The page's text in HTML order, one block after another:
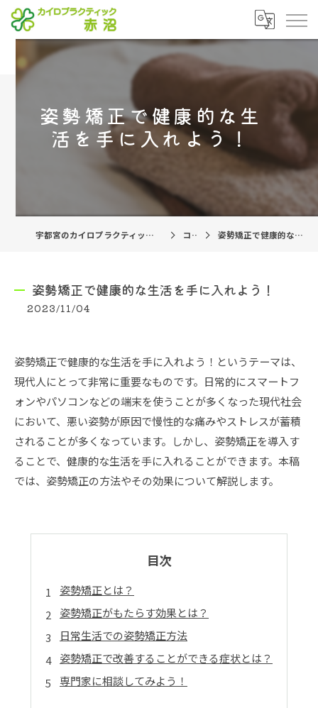
姿勢矯正で健康的な生
活を手に入れよう！
宇都宮のカイロプラクティックならカイロプラクティック赤沼 コラム 姿勢矯正で健康的な生活を手に入れよう！
姿勢矯正で健康的な生活を手に入れよう！
2023/11/04
姿勢矯正で健康的な生活を手に入れよう！というテーマは、
現代人にとって非常に重要なものです。日常的にスマートフ
ォンやパソコンなどの端末を使うことが多くなった現代社会
において、悪い姿勢が原因で慢性的な痛みやストレスが蓄積
されることが多くなっています。しかし、姿勢矯正を導入す
ることで、健康的な生活を手に入れることができます。本稿
では、姿勢矯正の方法やその効果について解説します。
目次
姿勢矯正とは？
姿勢矯正がもたらす効果とは？
日常生活での姿勢矯正方法
姿勢矯正で改善することができる症状とは？
専門家に相談してみよう！